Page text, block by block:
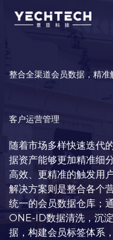
整合全渠道会员数据，精
客户运营管理
随着市场多样快速迭代
据资产能够更加精准细
高效、更精准的触发用
解决方案则是整合各个
统一的会员数据仓库；
ONE-ID数据清洗，沉
据，构建会员标签体系